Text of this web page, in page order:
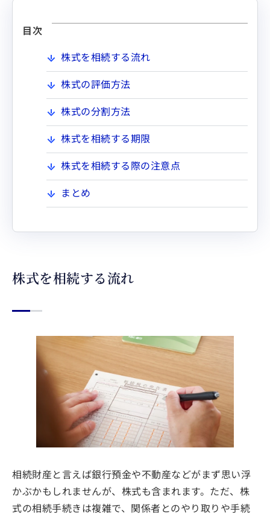
目次
株式を相続する流れ
株式の評価方法
株式の分割方法
株式を相続する期限
株式を相続する際の注意点
まとめ
株式を相続する流れ
相続財産と言えば銀行預金や不動産などがまず思い浮
かぶかもしれませんが、株式も含まれます。ただ、株
式の相続手続きは複雑で、関係者とのやり取りや手続